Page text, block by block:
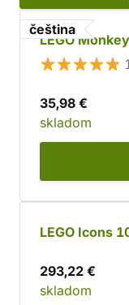
nadšencov,
zo sveta
sprievodcutýmto
čeština
LEGO
35,98 €
skladom
LEGO Icons
293,22 €
skladom